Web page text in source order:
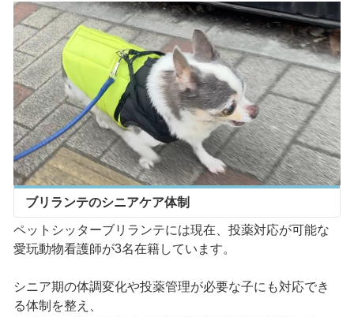
ブリランテのシニアケア体制
ペットシッターブリランテには現在、投薬対応が可能な
愛玩動物看護師が3名在籍しています。
シニア期の体調変化や投薬管理が必要な子にも対応でき
る体制を整え、